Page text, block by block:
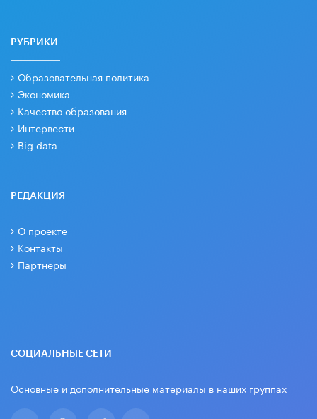
РУБРИКИ
Образовательная политика
Экономика
Качество образования
Интервести
Big data
РЕДАКЦИЯ
О проекте
Контакты
Партнеры
СОЦИАЛЬНЫЕ СЕТИ
Основные и дополнительные материалы в наших группах